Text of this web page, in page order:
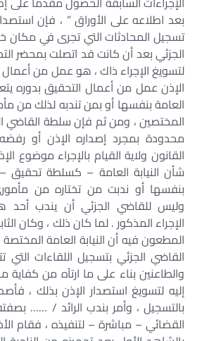
بعد اطلاعه على الأوراق ” ، فإن استصدار
تسجيل المحادثات التي تجرى في مكان
الجزئي بعد أن كانت قد اتصلت بمحضر
لتسويغ الإجراء ذاك ، هو عمل من أعمال
الإذن عمل من أعمال التحقيق بدوره
العامة بنفسها أو بمن تندبه لذلك من
المختصين ، ومن ثم فإن سلطة القاضي
محدودة بمجرد إصداره الإذن أو
القانون ولاية القيام بالإجراء موضوع
شأن النيابة العامة – كسلطة
بنفسها أو ندبت من تختاره من
وليس للقاضي الجزئي أن يندب أحد
الإجراء المذكور . لما كان ذلك ، وكان
المطعون فيه أن النيابة العامة
القاضي الجزئي بتسجيل اللقاءات التي
والطاعنين بناء على ما ارتآه من كفاية
إليه لتسويغ استصدار الإذن بذلك ،
بالتسجيل ، وأمر بندب الرائد / ……
القضائي – مباشرة – لتنفيذه ، فقام